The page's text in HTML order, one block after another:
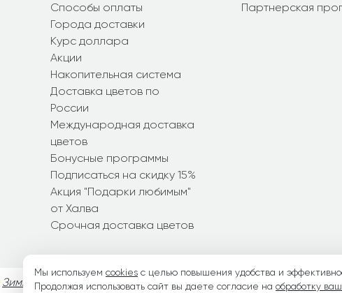
Способы оплаты
Города доставки
Курс доллара
Акции
Накопительная система
Доставка цветов по
России
Международная доставка
цветов
Бонусные программы
Подписаться на скидку 15%
Акция "Подарки любимым"
от Халва
Срочная доставка цветов
Партнерская
Зимние букеты• Осенние букеты • Летние букеты• Весенние
Мы используем cookies с целью повышения удобства и
Продолжая использовать сайт вы даете согласие на обработку